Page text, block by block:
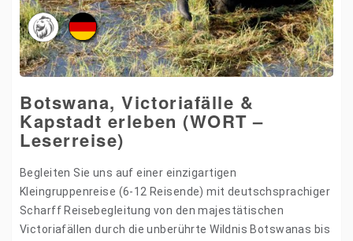
Botswana, Victoriafälle &
Kapstadt erleben (WORT –
Leserreise)
Begleiten Sie uns auf einer einzigartigen
Kleingruppenreise (6-12 Reisende) mit deutschsprachiger
Scharff Reisebegleitung von den majestätischen
Victoriafällen durch die unberührte Wildnis Botswanas bis